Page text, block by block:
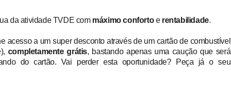
da atividade TVDE com máximo confortoe rentabilidade.
acesso a um super desconto através de um cartão de combustível
completamente grátis, bastando apenas uma caução que será
do cartão. Vai perder esta oportunidade? Peça já o seu